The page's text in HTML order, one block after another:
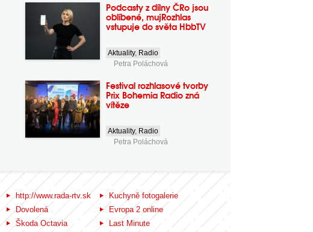
Podcasty z dílny ČRo jsou
oblíbené, mujRozhlas
vstupuje do světa HbbTV
Aktuality, Radio
Petra Poláchová
Festival rozhlasové tvorby
Prix Bohemia Radio zná
vítěze
Aktuality, Radio
Petra Poláchová
http://www.rada-rtv.sk
Kuchyně fotogalerie
Dovolená
Evropa 2 online
Škoda Octavia
Last Minute